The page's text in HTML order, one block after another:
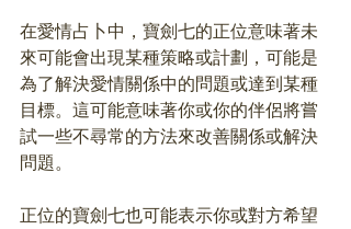
在愛情占卜中，寶劍七的正位意味著未
來可能會出現某種策略或計劃，可能是
為了解決愛情關係中的問題或達到某種
目標。這可能意味著你或你的伴侶將嘗
試一些不尋常的方法來改善關係或解決
問題。
正位的寶劍七也可能表示你或對方希望